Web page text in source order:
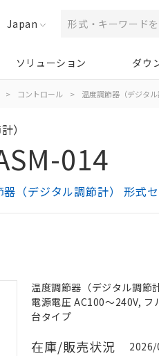
Japan
ソリューション ダウ
> コントロール > 温度調節器（デジタル
）
014
（デジタル調節計） 形式
温度調節器（デジタル調
電源電圧 AC100～240V,
台タイプ
在庫/販売状況
2026/